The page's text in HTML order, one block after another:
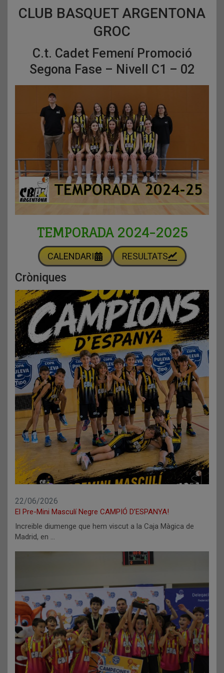
CLUB BASQUET ARGENTONA
GROC
C.t. Cadet Femení Promoció
Segona Fase – Nivell C1 – 02
TEMPORADA 2024-2025
CALENDARI RESULTATS
Cròniques
22/06/2026
El Pre-Mini Masculí Negre CAMPIÓ D’ESPANYA!
Increible diumenge que hem viscut a la Caja Màgica de
Madrid, en …